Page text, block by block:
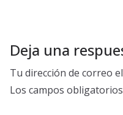
Deja una
Tu dirección de correo
Los campos